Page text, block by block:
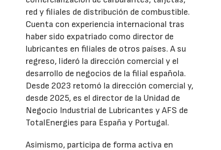
red y filiales de distribución de combustible.
Cuenta con experiencia internacional tras
haber sido expatriado como director de
lubricantes en filiales de otros países. A su
regreso, lideró la dirección comercial y el
desarrollo de negocios de la filial española.
Desde 2023 retomó la dirección comercial y,
desde 2025, es el director de la Unidad de
Negocio Industrial de Lubricantes y AFS de
TotalEnergies para España y Portugal.
Asimismo, participa de forma activa en